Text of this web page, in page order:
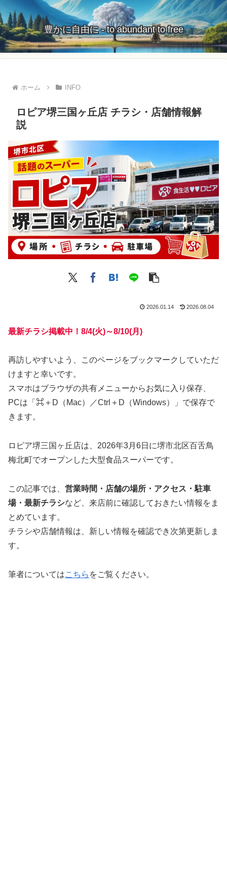
豊かに自由に - to abundant to free
ホーム INFO
ロピア堺三国ヶ丘店 チラシ・店舗情報解
説
2026.01.14 2026.08.04
最新チラシ掲載中！8/4(火)～8/10(月)
再訪しやすいよう、このページをブックマークしていただ
けますと幸いです。
スマホはブラウザの共有メニューからお気に入り保存、
PCは「⌘＋D（Mac）／Ctrl＋D（Windows）」で保存で
きます。
ロピア堺三国ヶ丘店は、2026年3月6日に堺市北区百舌鳥
梅北町でオープンした大型食品スーパーです。
この記事では、 営業時間・店舗の場所・アクセス・駐車
場・最新チラシなど、来店前に確認しておきたい情報をま
とめています。
チラシや店舗情報は、新しい情報を確認でき次第更新しま
す。
筆者についてはこちら をご覧ください。